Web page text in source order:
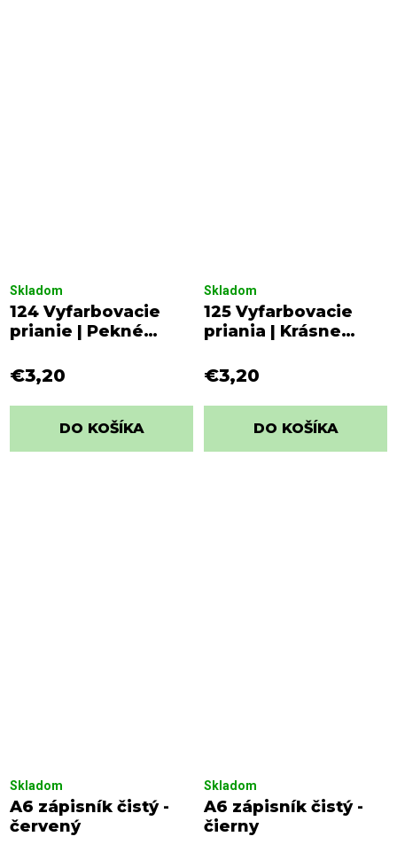
124 Vyfarbovacie
prianie | Pekné
Skladom
€3,20
DO KOŠÍKA
125 Vyfarbovacie
priania | Krásne
Skladom
€3,20
DO KOŠÍKA
A6 zápisník čistý -
červený
Skladom
A6 zápisník čistý -
čierny
Skladom